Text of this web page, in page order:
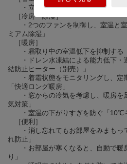
・立ち上がり時の消費電力を抑え
［冷房・除湿］
・2つのファンを制御し、室温と室
ミアム除湿」
［暖房］
・霜取り中の室温低下を抑制する
・ドレン水凍結による能力低下・
結防止ヒーター（別売）」
・着霜状態をモニタリングし、定
「快適ロング暖房」
・窓からの冷気を考慮し、暖房を
気対策」
・室温の下がりすぎを防ぐ「10℃キ
［便利］
・消し忘れてもお部屋をみまもっ
れ防止」
・お部屋が寒くなると、自動で暖
り」